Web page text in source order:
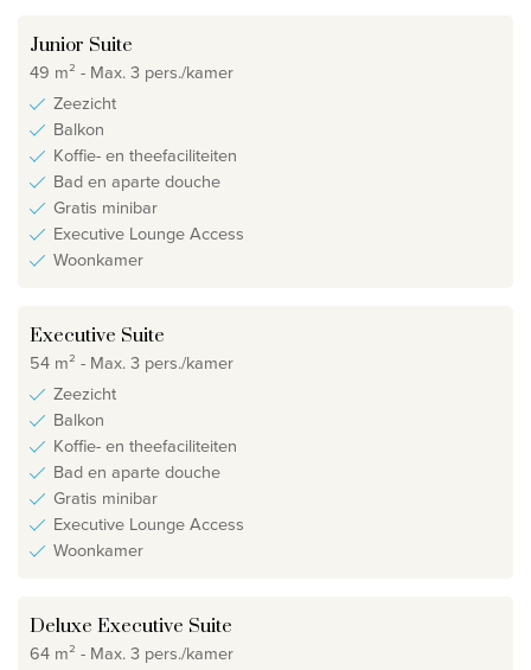
Junior Suite
49 m² - Max. 3 pers./kamer
Zeezicht
Balkon
Koffie- en theefaciliteiten
Bad en aparte douche
Gratis minibar
Executive Lounge Access
Woonkamer
Executive Suite
54 m² - Max. 3 pers./kamer
Zeezicht
Balkon
Koffie- en theefaciliteiten
Bad en aparte douche
Gratis minibar
Executive Lounge Access
Woonkamer
Deluxe Executive Suite
64 m² - Max. 3 pers./kamer